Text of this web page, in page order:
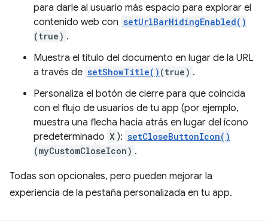
para darle al usuario más espacio para explorar el
contenido web con setUrlBarHidingEnabled()
(true) .
Muestra el título del documento en lugar de la URL
a través de setShowTitle() (true) .
Personaliza el botón de cierre para que coincida
con el flujo de usuarios de tu app (por ejemplo,
muestra una flecha hacia atrás en lugar del ícono
predeterminado X ): setCloseButtonIcon()
(myCustomCloseIcon) .
Todas son opcionales, pero pueden mejorar la
experiencia de la pestaña personalizada en tu app.